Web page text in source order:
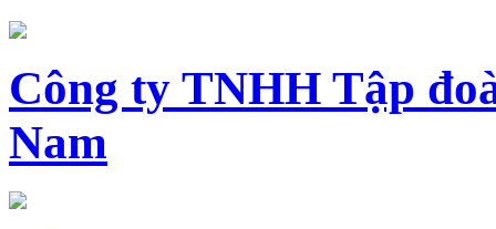
Công ty TNHH Tập
Nam